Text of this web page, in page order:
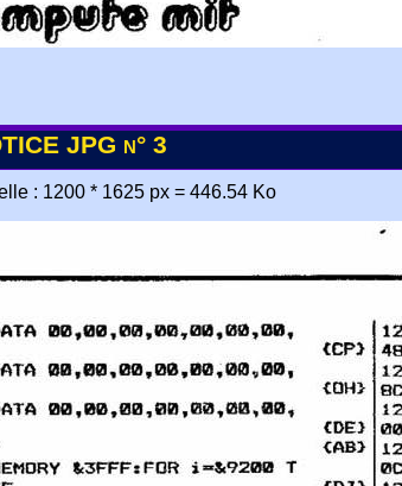
JPG n° 3
: 1200 * 1625 px = 446.54 Ko